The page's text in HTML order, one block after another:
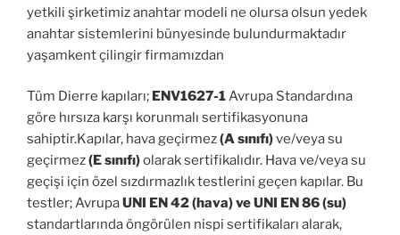
yetkili şirketimiz anahtar modeli ne olursa olsun yedek
anahtar sistemlerini bünyesinde bulundurmaktadır
yaşamkent çilingir firmamızdan
Tüm Dierre kapıları; ENV1627-1Avrupa Standardına
göre hırsıza karşı korunmalı sertifikasyonuna
sahiptir.Kapılar, hava geçirmez(A sınıfı)ve/veya su
geçirmez(E sınıfı)olarak sertifikalıdır. Hava ve/veya su
geçişi için özel sızdırmazlık testlerini geçen kapılar. Bu
testler; AvrupaUNI EN 42 (hava) ve UNI EN 86 (su)
standartlarında öngörülen nispi sertifikaları alarak,